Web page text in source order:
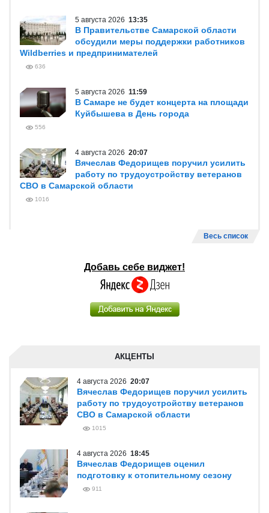
5 августа 2026 13:35
В Правительстве Самарской области
обсудили меры поддержки работников
Wildberries и предпринимателей
636
5 августа 2026 11:59
В Самаре не будет концерта на площади
Куйбышева в День города
556
4 августа 2026 20:07
Вячеслав Федорищев поручил усилить
работу по трудоустройству ветеранов
СВО в Самарской области
1016
Весь список
Добавь себе виджет!
АКЦЕНТЫ
4 августа 2026 20:07
Вячеслав Федорищев поручил усилить
работу по трудоустройству ветеранов
СВО в Самарской области
1015
4 августа 2026 18:45
Вячеслав Федорищев оценил
подготовку к отопительному сезону
911